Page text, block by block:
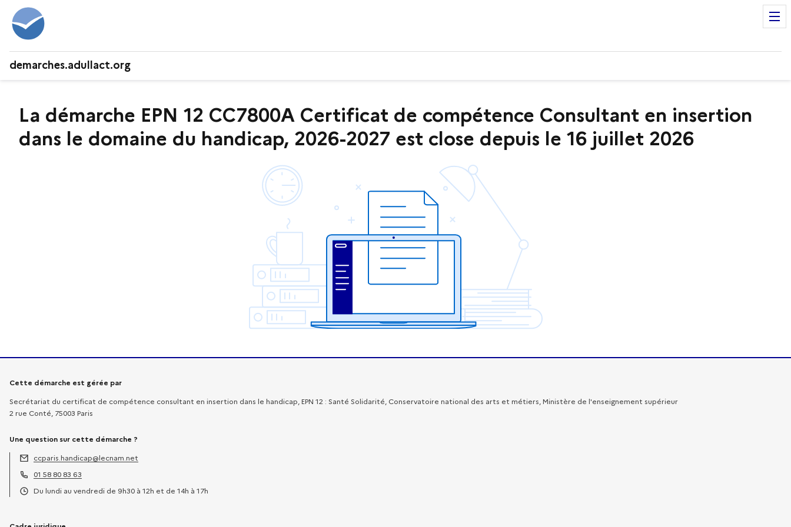
demarches.adullact.org
La démarche EPN 12 CC7800A Certificat de compétence Consultant en insertion
dans le domaine du handicap, 2026-2027 est close depuis le 16 juillet 2026
Informations sur la démarche
Cette démarche est gérée par
Secrétariat du certificat de compétence consultant en insertion dans le handicap, EPN 12 : Santé Solidarité, Conservatoire national des arts et métiers, Ministère de l'enseignement supérieur
2 rue Conté, 75003 Paris
Une question sur cette démarche ?
Adresse électronique :
ccparis.handicap@lecnam.net
Téléphone :
01 58 80 83 63
Du lundi au vendredi de 9h30 à 12h et de 14h à 17h